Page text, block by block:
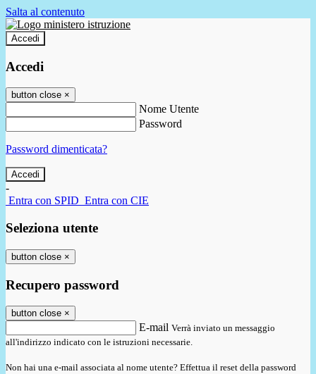
Salta al contenuto
Accedi
Accedi
button close ×
Nome Utente
Password
Password dimenticata?
-
Entra con SPID Entra con CIE
Seleziona utente
button close ×
Recupero password
button close ×
E-mail Verrà inviato un messaggio
all'indirizzo indicato con le istruzioni necessarie.
Non hai una e-mail associata al nome utente? Effettua il reset della password